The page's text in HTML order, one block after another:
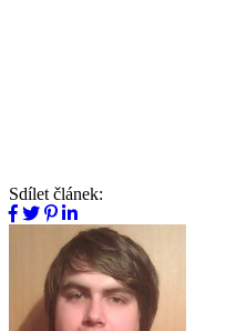
Sdílet článek: